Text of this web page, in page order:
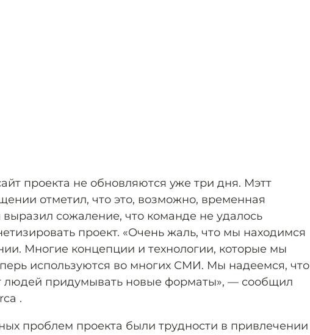
проекта не обновляются уже три дня. Мэтт
отметил, что это, возможно, временная
выразил сожаление, что команде не удалось
проект. «Очень жаль, что мы находимся
Многие концепции и технологии, которые мы
используются во многих СМИ. Мы надеемся, что
людей придумывать новые форматы», — сообщил
.
проблем проекта были трудности в привлечении